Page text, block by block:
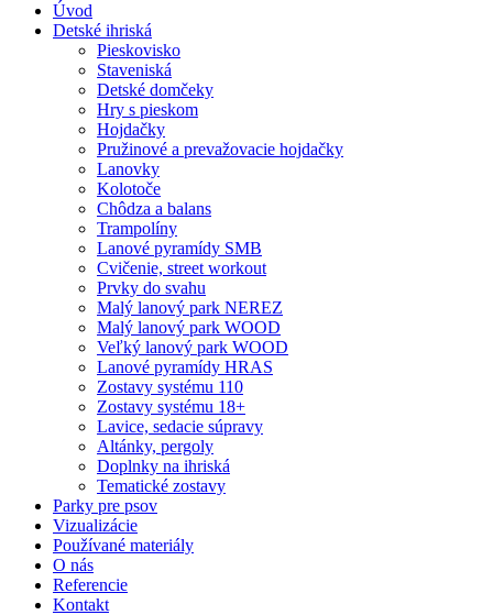
Úvod
Detské ihriská
Pieskovisko
Staveniská
Detské domčeky
Hry s pieskom
Hojdačky
Pružinové a prevažovacie hojdačky
Lanovky
Kolotoče
Chôdza a balans
Trampolíny
Lanové pyramídy SMB
Cvičenie, street workout
Prvky do svahu
Malý lanový park NEREZ
Malý lanový park WOOD
Veľký lanový park WOOD
Lanové pyramídy HRAS
Zostavy systému 110
Zostavy systému 18+
Lavice, sedacie súpravy
Altánky, pergoly
Doplnky na ihriská
Tematické zostavy
Parky pre psov
Vizualizácie
Používané materiály
O nás
Referencie
Kontakt